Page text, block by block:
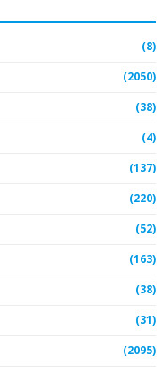
(8)
(2050)
(38)
(4)
(137)
(220)
(52)
(163)
(38)
(31)
(2095)